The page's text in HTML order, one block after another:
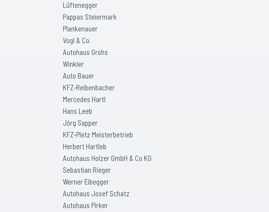
Lüftenegger
Pappas Steiermark
Plankenauer
Vogl & Co.
Autohaus Grohs
Winkler
Auto Bauer
KFZ-Reibenbacher
Mercedes Hartl
Hans Leeb
Jörg Sapper
KFZ-Pletz Meisterbetrieb
Herbert Hartleb
Autohaus Holzer GmbH & Co KG
Sebastian Rieger
Werner Eibegger
Autohaus Josef Schatz
Autohaus Pirker